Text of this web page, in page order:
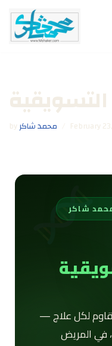
Skip
byمحمد شاكر February
شاكر
لكل علاج —
في المريض